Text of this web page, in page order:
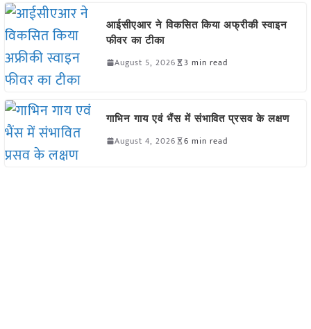
आईसीएआर ने विकसित किया अफ्रीकी स्वाइन
फीवर का टीका
August 5, 2026 3 min read
गाभिन गाय एवं भैंस में संभावित प्रसव के लक्षण
August 4, 2026 6 min read